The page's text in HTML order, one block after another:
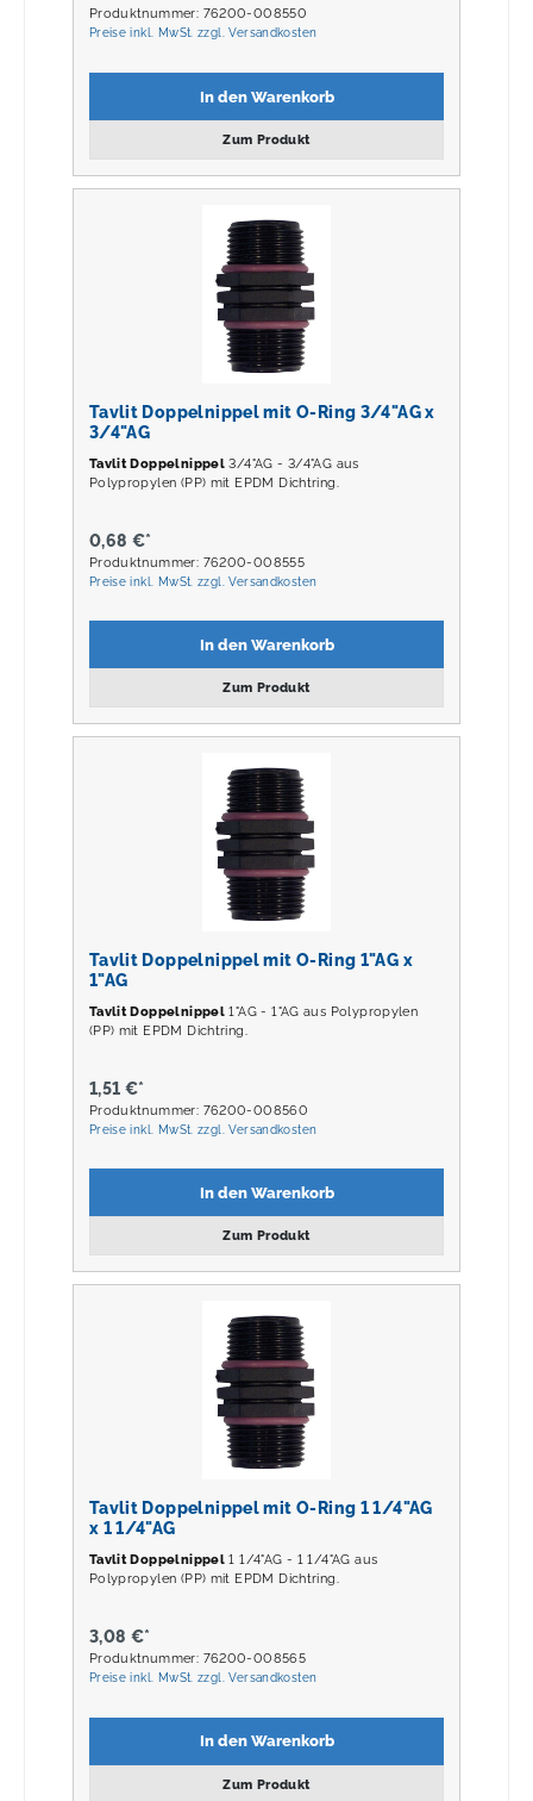
Produktnummer: 76200-008550
Preise inkl. MwSt. zzgl. Versandkosten
In den Warenkorb
Zum Produkt
Tavlit Doppelnippel mit O-Ring 3/4"AG x
3/4"AG
Tavlit Doppelnippel 3/4"AG - 3/4"AG aus
Polypropylen (PP) mit EPDM Dichtring.
0,68 €*
Produktnummer: 76200-008555
Preise inkl. MwSt. zzgl. Versandkosten
In den Warenkorb
Zum Produkt
Tavlit Doppelnippel mit O-Ring 1"AG x
1"AG
Tavlit Doppelnippel1"AG - 1"AG aus Polypropylen
(PP) mit EPDM Dichtring.
1,51 €*
Produktnummer: 76200-008560
Preise inkl. MwSt. zzgl. Versandkosten
In den Warenkorb
Zum Produkt
Tavlit Doppelnippel mit O-Ring 1 1/4"AG
x 1 1/4"AG
Tavlit Doppelnippel 1 1/4"AG - 1 1/4"AG aus
Polypropylen (PP) mit EPDM Dichtring.
3,08 €*
Produktnummer: 76200-008565
Preise inkl. MwSt. zzgl. Versandkosten
In den Warenkorb
Zum Produkt